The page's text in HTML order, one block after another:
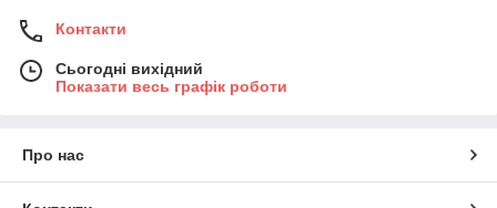
Контакти
Сьогодні вихідний
Показати весь графік роботи
Про нас